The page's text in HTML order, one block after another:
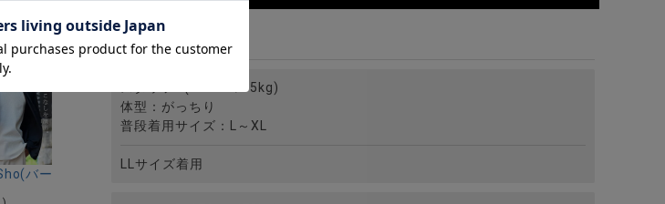
ドJKT/全2色
ルカーディガン/全3色
バーニングショウ)スモーク柄ノーカラー7分袖カーディガン/全2色
スタッフ着用サイズ
スタッフA(180cm/75kg)
体型：がっちり
普段着用サイズ：L～XL
LLサイズ着用